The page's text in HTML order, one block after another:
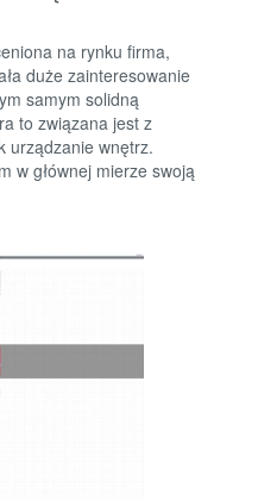
na rynku firma,
duże zainteresowanie
samym solidną
to związana jest z
urządzanie wnętrz.
w głównej mierze swoją